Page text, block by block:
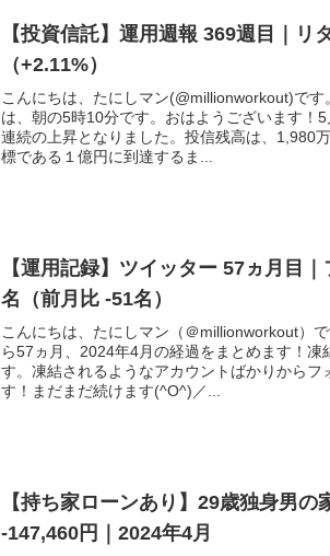
【投資信託】運用週報 369週目｜リ
（+2.11%）
こんにちは、たにしマン(@millionworkout)です
は、朝の5時10分です。おはようございます！
連続の上昇となりました。投信残高は、1,980
標である１億円に到達するま...
【運用記録】ツイッター 57ヵ月目
名（前月比 -51名）
こんにちは、たにしマン（＠millionworkout）
ら57ヵ月、2024年4月の経過をまとめます！凍
す。凍結されるようなアカウントばかりからフ
す！まだまだ続けます(^O^)／...
【持ち家ローンあり】29歳独身男の
-147,460円｜2024年4月